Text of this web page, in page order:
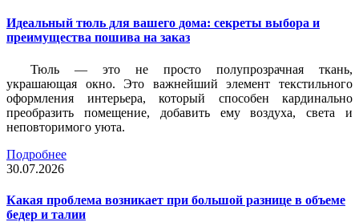
Идеальный тюль для вашего дома: секреты выбора и
преимущества пошива на заказ
Тюль — это не просто полупрозрачная ткань,
украшающая окно. Это важнейший элемент текстильного
оформления интерьера, который способен кардинально
преобразить помещение, добавить ему воздуха, света и
неповторимого уюта.
Подробнее
30.07.2026
Какая проблема возникает при большой разнице в объеме
бедер и талии